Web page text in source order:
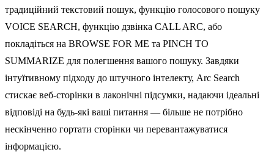
традиційний текстовий пошук, функцію голосового пошуку
VOICE SEARCH, функцію дзвінка CALL ARC, або
покладіться на BROWSE FOR ME та PINCH TO
SUMMARIZE для полегшення вашого пошуку. Завдяки
інтуїтивному підходу до штучного інтелекту, Arc Search
стискає веб-сторінки в лаконічні підсумки, надаючи ідеальні
відповіді на будь-які ваші питання — більше не потрібно
нескінченно гортати сторінки чи перевантажуватися
інформацією.